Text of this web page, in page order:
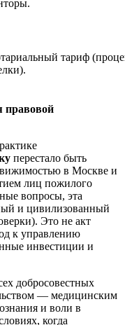
тариф
правовой
перестало быть
в Москве и
лиц пожилого
вопросы, эта
и цивилизованный
Это не акт
к управлению
инвестиции и
добросовестных
— медицинским
и воли в
когда